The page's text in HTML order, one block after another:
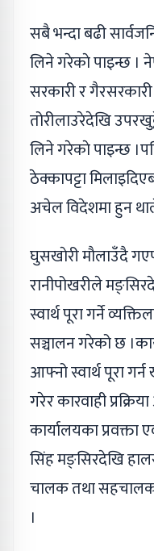
सबै भन्दा बढी
लिने गरेकाे पाइन्छ ।
सरकारी र
तोरीलाउरेदेखि
लिने गरेकाे पाइन्छ
ठेक्कापट्टा
अचेल विदेशमा हुन
घुसखाेरी माैलाउँदै
रानीपोखरीले
स्वार्थ पूरा गर्ने
सञ्चालन गरेको छ
आफ्नो स्वार्थ पूरा गर्न
गरेर कारवाही
कार्यालयका प्रवक्ता
सिंह मङ्सिरदेखि
चालक तथा
।